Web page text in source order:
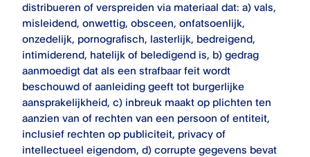
distribueren of verspreiden via materiaal dat: a) vals,
misleidend, onwettig, obsceen, onfatsoenlijk,
onzedelijk, pornografisch, lasterlijk, bedreigend,
intimiderend, hatelijk of beledigend is, b) gedrag
aanmoedigt dat als een strafbaar feit wordt
beschouwd of aanleiding geeft tot burgerlijke
aansprakelijkheid, c) inbreuk maakt op plichten ten
aanzien van of rechten van een persoon of entiteit,
inclusief rechten op publiciteit, privacy of
intellectueel eigendom, d) corrupte gegevens bevat